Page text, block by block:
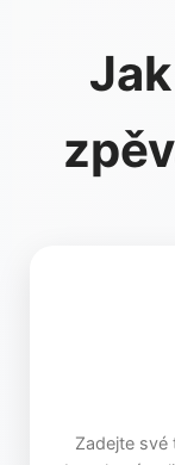
Zadejte